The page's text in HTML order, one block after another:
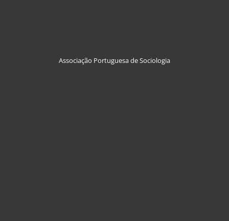
Associação Portuguesa de Sociologia